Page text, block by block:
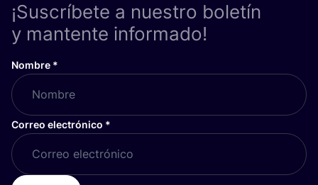
¡Suscríbete a nuestro boletín
y mantente informado!
Nombre *
Correo electrónico *